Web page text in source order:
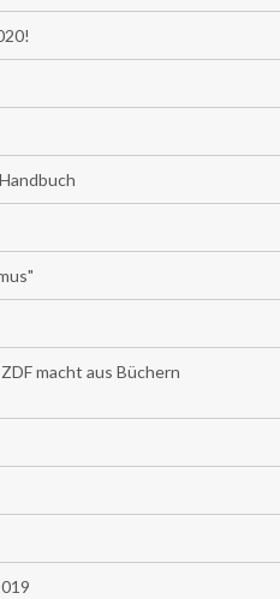
macht aus Büchern